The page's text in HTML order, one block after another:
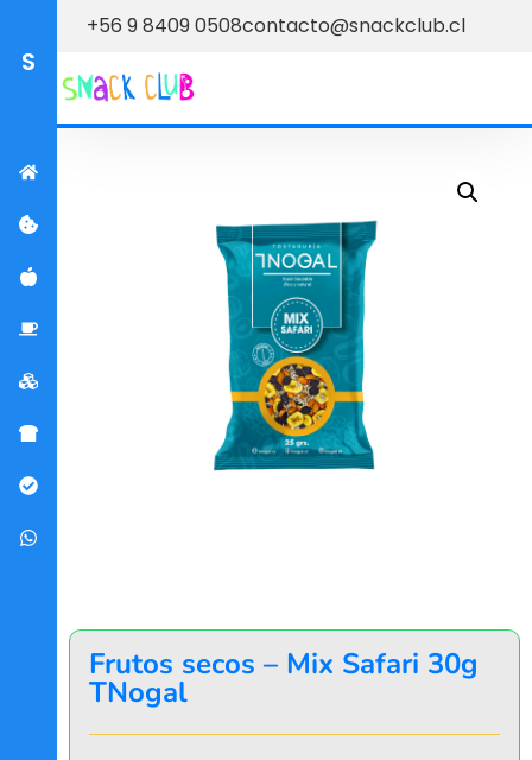
+56 9 8409 0508contacto@snackclub.cl
Frutos secos – Mix Safari 30g
TNogal
S